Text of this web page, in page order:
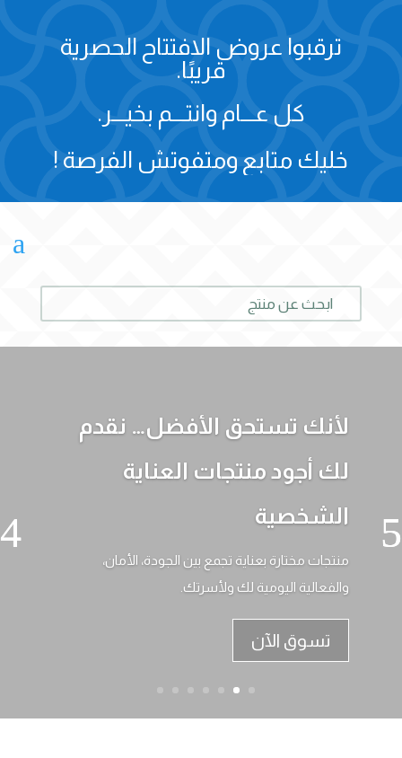
ترقبوا عروض الافتتاح الحصرية
قريبًا.
كل عـــام وانتـــم بخيـــر.
خليك متابع ومتفوتش الفرصة !
a
لأنك تستحق الأفضل… نقدم
لك أجود منتجات العناية
الشخصية
منتجات مختارة بعناية تجمع بين الجودة، الأمان،
والفعالية اليومية لك ولأسرتك.
تسوق الآن